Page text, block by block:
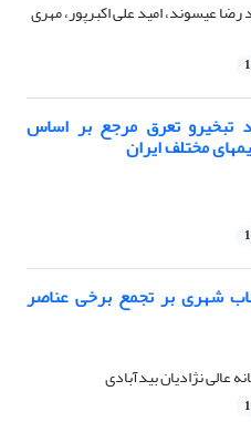
عیسوند، امید علی اکبرپور، مهری
تبخیرو تعرق مرجع بر اساس
مختلف ایران
شهری بر تجمع برخی عناصر
عالی نژادیان بیدآبادی